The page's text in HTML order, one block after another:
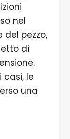
nel
del pezzo,
di
casi, le
una